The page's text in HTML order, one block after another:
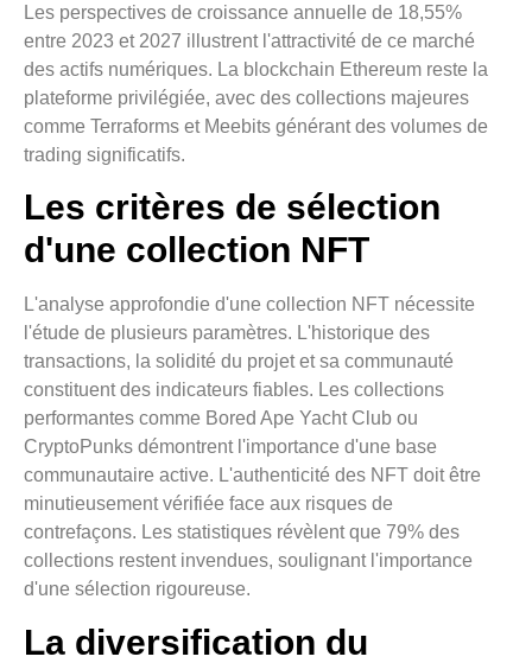
Les perspectives de croissance annuelle de 18,55%
entre 2023 et 2027 illustrent l'attractivité de ce marché
des actifs numériques. La blockchain Ethereum reste la
plateforme privilégiée, avec des collections majeures
comme Terraforms et Meebits générant des volumes de
trading significatifs.
Les critères de sélection
d'une collection NFT
L'analyse approfondie d'une collection NFT nécessite
l'étude de plusieurs paramètres. L'historique des
transactions, la solidité du projet et sa communauté
constituent des indicateurs fiables. Les collections
performantes comme Bored Ape Yacht Club ou
CryptoPunks démontrent l'importance d'une base
communautaire active. L'authenticité des NFT doit être
minutieusement vérifiée face aux risques de
contrefaçons. Les statistiques révèlent que 79% des
collections restent invendues, soulignant l'importance
d'une sélection rigoureuse.
La diversification du